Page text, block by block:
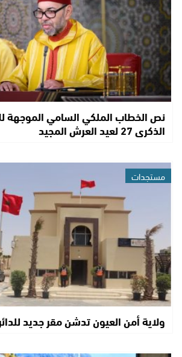
نص الخطاب الملكي السامي الموجهة
الذكرى 27 لعيد العرش المجيد
مستجدات
ولاية أمن العيون تدشن مقر جديد